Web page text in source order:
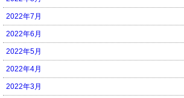
2022年7月
2022年6月
2022年5月
2022年4月
2022年3月